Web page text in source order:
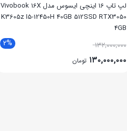
لپ تاپ 16 اینچی ایسوس مدل Vivobook 16X
K3605z I5-12450H 40GB 512SSD RTX3050
4GB
2% ۱۳۲,۰۰۰,۰۰۰
۱۳۰,۰۰۰,۰۰۰ تومان